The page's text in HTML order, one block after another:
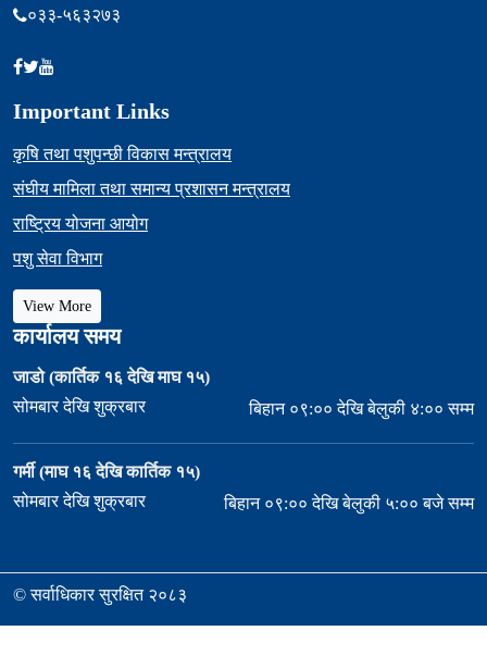
०३३-५६३२७३
Important Links
कृषि तथा पशुपन्छी विकास मन्त्रालय
संघीय मामिला तथा समान्य प्रशासन मन्त्रालय
राष्ट्रिय योजना आयोग
पशु सेवा विभाग
View More
कार्यालय समय
जाडो (कार्तिक १६ देखि माघ १५)
सोमबार देखि शुक्रबार
बिहान ०९:०० देखि बेलुकी ४:०० सम्म
गर्मी (माघ १६ देखि कार्तिक १५)
सोमबार देखि शुक्रबार
बिहान ०९:०० देखि बेलुकी ५:०० बजे सम्म
© सर्वाधिकार सुरक्षित २०८३